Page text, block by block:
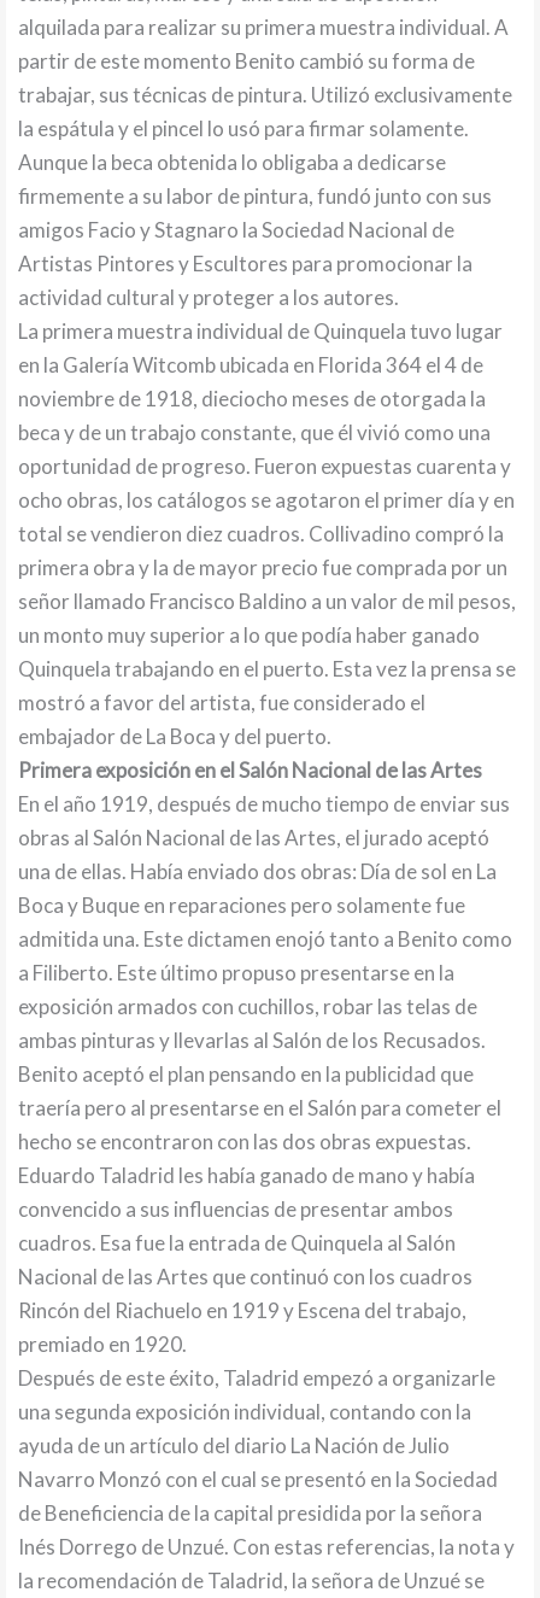
alquilada para realizar su primera muestra individual. A
partir de este momento Benito cambió su forma de
trabajar, sus técnicas de pintura. Utilizó exclusivamente
la espátula y el pincel lo usó para firmar solamente.
Aunque la beca obtenida lo obligaba a dedicarse
firmemente a su labor de pintura, fundó junto con sus
amigos Facio y Stagnaro la Sociedad Nacional de
Artistas Pintores y Escultores para promocionar la
actividad cultural y proteger a los autores.
La primera muestra individual de Quinquela tuvo lugar
en la Galería Witcomb ubicada en Florida 364 el 4 de
noviembre de 1918, dieciocho meses de otorgada la
beca y de un trabajo constante, que él vivió como una
oportunidad de progreso. Fueron expuestas cuarenta y
ocho obras, los catálogos se agotaron el primer día y en
total se vendieron diez cuadros. Collivadino compró la
primera obra y la de mayor precio fue comprada por un
señor llamado Francisco Baldino a un valor de mil pesos,
un monto muy superior a lo que podía haber ganado
Quinquela trabajando en el puerto. Esta vez la prensa se
mostró a favor del artista, fue considerado el
embajador de La Boca y del puerto.
Primera exposición en el Salón Nacional de las Artes
En el año 1919, después de mucho tiempo de enviar sus
obras al Salón Nacional de las Artes, el jurado aceptó
una de ellas. Había enviado dos obras: Día de sol en La
Boca y Buque en reparaciones pero solamente fue
admitida una. Este dictamen enojó tanto a Benito como
a Filiberto. Este último propuso presentarse en la
exposición armados con cuchillos, robar las telas de
ambas pinturas y llevarlas al Salón de los Recusados.
Benito aceptó el plan pensando en la publicidad que
traería pero al presentarse en el Salón para cometer el
hecho se encontraron con las dos obras expuestas.
Eduardo Taladrid les había ganado de mano y había
convencido a sus influencias de presentar ambos
cuadros. Esa fue la entrada de Quinquela al Salón
Nacional de las Artes que continuó con los cuadros
Rincón del Riachuelo en 1919 y Escena del trabajo,
premiado en 1920.
Después de este éxito, Taladrid empezó a organizarle
una segunda exposición individual, contando con la
ayuda de un artículo del diario La Nación de Julio
Navarro Monzó con el cual se presentó en la Sociedad
de Beneficiencia de la capital presidida por la señora
Inés Dorrego de Unzué. Con estas referencias, la nota y
la recomendación de Taladrid, la señora de Unzué se